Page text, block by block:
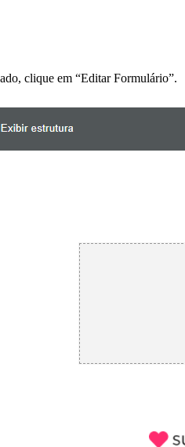
clique em “Editar Formulário”.